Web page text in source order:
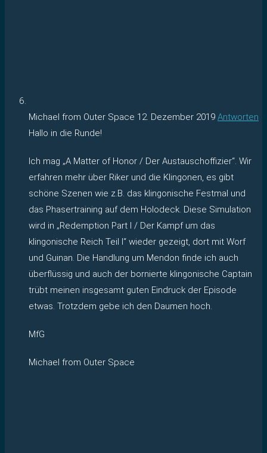
Michael from Outer Space 12. Dezember 2019 Antworten
Hallo in die Runde!
Ich mag „A Matter of Honor / Der Austauschoffizier“. Wir
erfahren mehr über Riker und die Klingonen, es gibt
schöne Szenen wie z.B. das klingonische Festmal und
das Phasertraining auf dem Holodeck. Diese Simulation
wird in „Redemption Part I / Der Kampf um das
klingonische Reich Teil I“ wieder gezeigt, dort mit Worf
und Guinan. Die Handlung um Mendon finde ich auch
überflüssig und auch der bornierte klingonische Captain
trübt meinen insgesamt guten Eindruck der Episode
etwas. Trotzdem gebe ich den Daumen hoch.
MfG
Michael from Outer Space